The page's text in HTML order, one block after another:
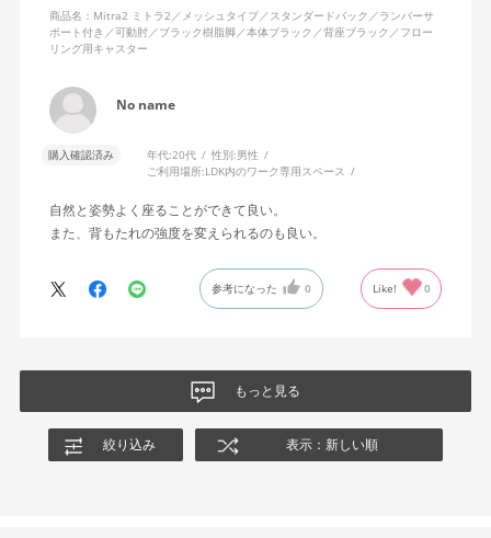
商品名：Mitra2 ミトラ2／メッシュタイプ／スタンダードバック／ランバーサ
ポート付き／可動肘／ブラック樹脂脚／本体ブラック／背座ブラック／フロー
リング用キャスター
No name
購入確認済み 年代:20代 性別:男性
ご利用場所:LDK内のワーク専用スペース
自然と姿勢よく座ることができて良い。
また、背もたれの強度を変えられるのも良い。
参考になった 0 Like! 0
もっと見る
絞り込み 表示：新しい順